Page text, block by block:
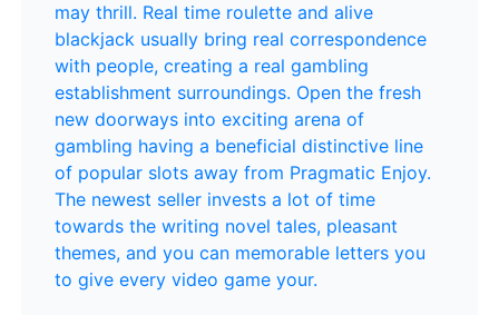
may thrill. Real time roulette and alive
blackjack usually bring real correspondence
with people, creating a real gambling
establishment surroundings. Open the fresh
new doorways into exciting arena of
gambling having a beneficial distinctive line
of popular slots away from Pragmatic Enjoy.
The newest seller invests a lot of time
towards the writing novel tales, pleasant
themes, and you can memorable letters you
to give every video game your.